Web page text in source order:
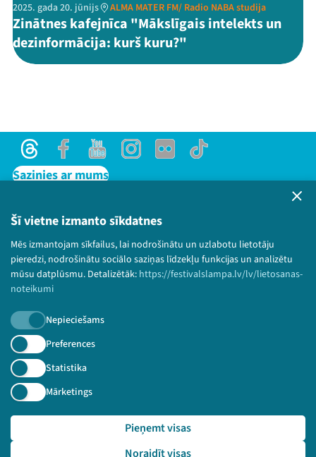
Šī vietne izmanto sīkdatnes
Mēs izmantojam sīkfailus, lai nodrošinātu un uzlabotu lietotāju
pieredzi, nodrošinātu sociālo saziņas līdzekļu funkcijas un analizētu
mūsu datplūsmu. Detalizētāk: https://festivalslampa.lv/lv/lietosanas-
noteikumi
Nepieciešams
Preferences
Statistika
Mārketings
Noraidīt visas
Pieņemt visas
2025. gada 20. jūnijs ALMA MATER FM/ Radio NABA studija
Zinātnes kafejnīca "Mākslīgais intelekts un
dezinformācija: kurš kuru?"
ThreadsFacebookYoutubeInstagram
Flick TikTok
Sazinies ar mums
Lietošanas noteikumi un sīkdatņu politika
Bērnu aizsardzības politika
© 2026 Sarunu festivāls LAMPA Visas tiesības
paturētas.
Piesakies jaunumiem!
Nepalaid garām aktuālāko informāciju!
Pieteikties